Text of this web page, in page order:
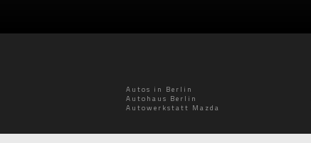
Autos in Berlin
Autohaus Berlin
Autowerkstatt Mazda